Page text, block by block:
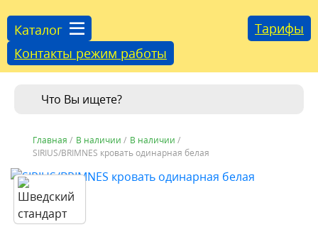
Каталог
Тарифы
Контакты режим работы
Главная / В наличии / В наличии /
SIRIUS/BRIMNES кровать одинарная белая